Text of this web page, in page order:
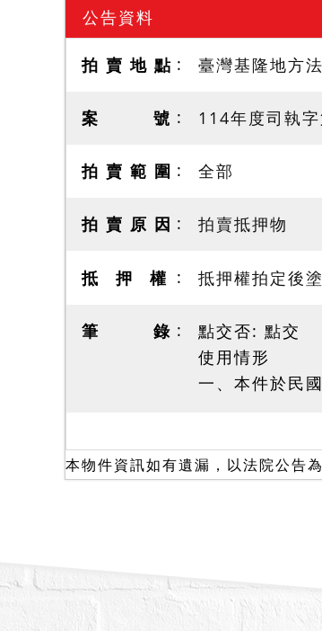
公告資料
拍 賣 地 點 臺灣基隆地方
案 號 114年度司執
拍 賣 範 圍 全部
拍 賣 原 因 拍賣抵押物
抵 押 權 抵押權拍定後
筆 錄
點交否: 點交
使用情形
一、本件於民
位。頂樓有增
的位於「小陽
二、關於本件
「現場觀察標
地使用分區區
本物件資訊如有遺漏，以法院公告為